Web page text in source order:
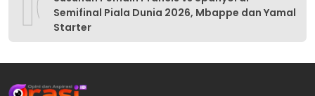
Semifinal Piala Dunia 2026, Mbappe dan Yamal
Starter